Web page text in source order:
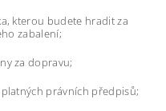
kterou budete hradit za
zabalení;
za dopravu;
právních předpisů;